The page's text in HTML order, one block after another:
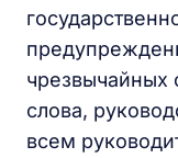
чрезвычайных
слова,
всем